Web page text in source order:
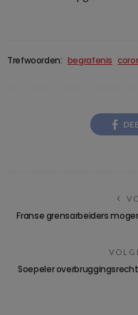
Trefwoorden: begrafenis
Franse grensarbeiders
Soepeler